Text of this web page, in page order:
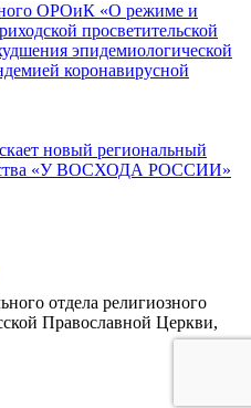
ОРОиК «О режиме и
просветительской
эпидемиологической
коронавирусной
новый региональный
«У ВОСХОДА РОССИИ»
отдела религиозного
Православной Церкви,